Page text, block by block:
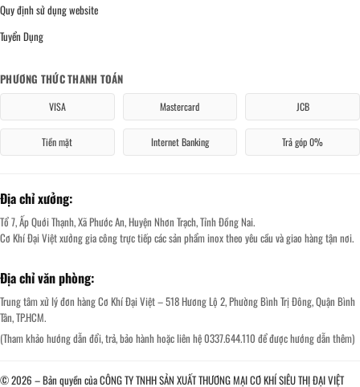
Quy định sử dụng website
Tuyển Dụng
PHƯƠNG THỨC THANH TOÁN
VISA Mastercard JCB
Tiền mặt Internet Banking Trả góp 0%
Địa chỉ xưởng:
Tổ 7, Ấp Quới Thạnh, Xã Phước An, Huyện Nhơn Trạch, Tỉnh Đồng Nai.
Cơ Khí Đại Việt xưởng gia công trực tiếp các sản phẩm inox theo yêu cầu và giao hàng tận nơi.
Địa chỉ văn phòng:
Trung tâm xử lý đơn hàng Cơ Khí Đại Việt – 518 Hương Lộ 2, Phường Bình Trị Đông, Quận Bình
Tân, TP.HCM.
(Tham khảo hướng dẫn đổi, trả, bảo hành hoặc liên hệ 0337.644.110 để được hướng dẫn thêm)
© 2026 – Bản quyền của CÔNG TY TNHH SẢN XUẤT THƯƠNG MẠI CƠ KHÍ SIÊU THỊ ĐẠI VIỆT